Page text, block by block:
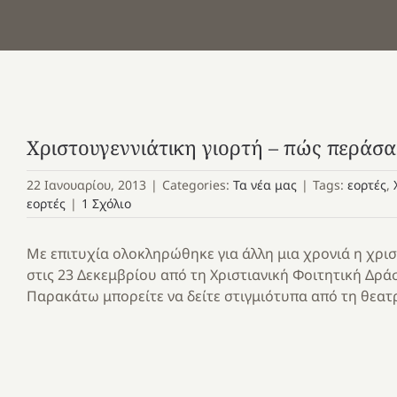
Χριστουγεννιάτικη γιορτή – πώς
22 Ιανουαρίου, 2013 | Categories: Τα νέα μας | Tags: εορτές,
εορτές | 1 Σχόλιο
Με επιτυχία ολοκληρώθηκε για άλλη μια χρονιά η
στις 23 Δεκεμβρίου από τη Χριστιανική Φοιτητική
Παρακάτω μπορείτε να δείτε στιγμιότυπα από τη